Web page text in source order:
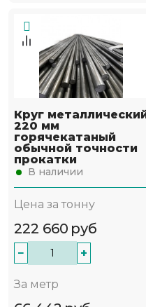
Круг
220 мм
горячекатаный
обычной точности
прокатки
В наличии
Цена за тонну
222 660 руб
− +
За метр